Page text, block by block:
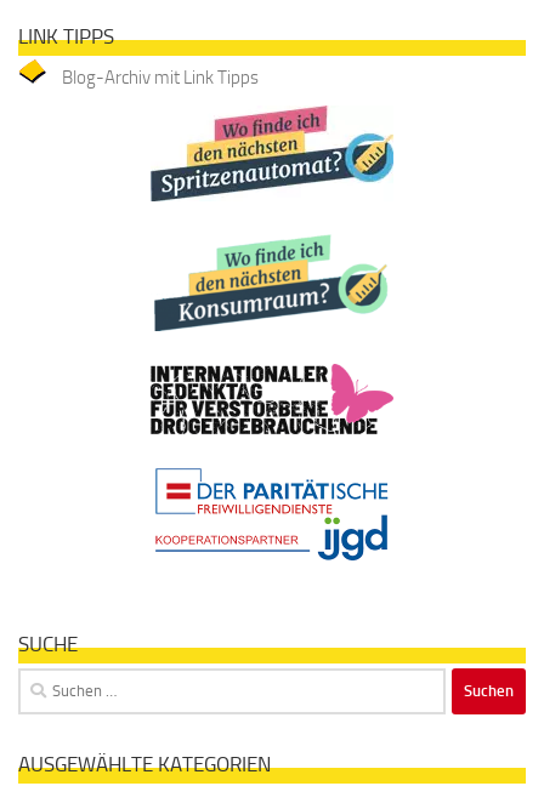
LINK TIPPS
Blog-Archiv mit Link Tipps
SUCHE
Suchen
nach:
AUSGEWÄHLTE KATEGORIEN